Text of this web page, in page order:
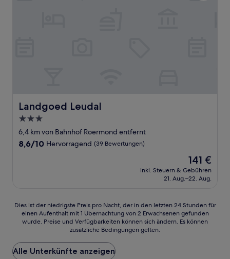
Landgoed Leudal
Landgoed Leudal
3.0-
Sterne-
Unterkunft
6,4 km von Bahnhof Roermond entfernt
8.6
8,6/10 Hervorragend (39 Bewertungen)
Der
Preis
beträgt
141 €
inkl. Steuern & Gebühren
21. Aug.–22. Aug.
Dies
der
Preis
pro
Dies ist der niedrigste Preis pro Nacht, der in den letzten 24 Stunden für
einen Aufenthalt mit 1 Übernachtung von 2 Erwachsenen gefunden
wurde. Preise und Verfügbarkeiten können sich ändern. Es können
zusätzliche Bedingungen gelten.
Alle Unterkünfte anzeigen